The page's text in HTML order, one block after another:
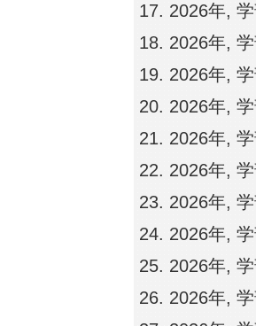
2026年,
2026年,
2026年,
2026年,
2026年,
2026年,
2026年,
2026年,
2026年,
2026年,